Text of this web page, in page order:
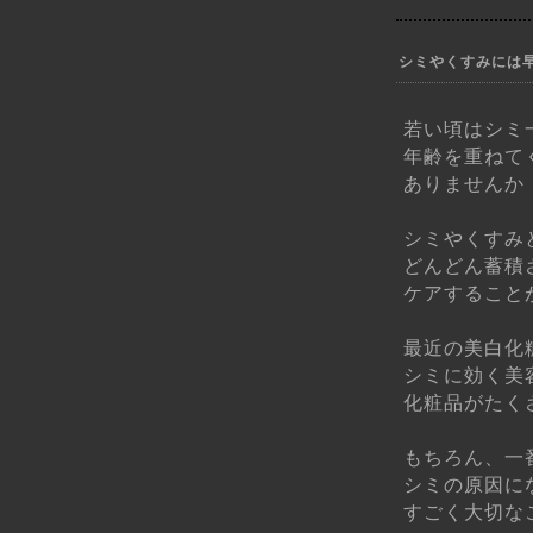
シミやくすみには
若い頃はシミ
年齢を重ねて
ありませんか
シミやくすみ
どんどん蓄積
ケアすること
最近の美白化
シミに効く美
化粧品がたく
もちろん、
シミの原因に
すごく大切な